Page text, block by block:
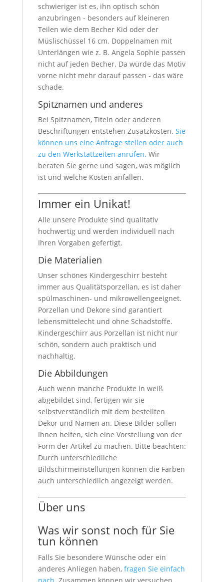
schwieriger ist es, ihn optisch schön
anzubringen - besonders auf kleineren
Teilen wie dem Becher Kid oder der
Müslischüssel 16 cm. Doppelnamen mit
Unterlängen wie z. B. Angela Sophie passen
nicht auf jeden Becher. Da würde das Motiv
vorne nicht mehr darauf passen - das wäre
schade.
Spitznamen und anderes
Bei Spitznamen, Titeln oder anderen
Beschriftungen entstehen Zusatzkosten. Sie
können uns eine Anfrage stellen oder auch
zu den Werkstattzeiten anrufen. Wir
beraten Sie gerne und sagen, was möglich
ist und welche Kosten anfallen.
Immer ein Unikat!
Alle unsere Produkte sind qualitativ
hochwertig und werden individuell nach
Ihren Vorgaben gefertigt.
Die Materialien
Unser schönes Kindergeschirr besteht
immer aus Qualitätsporzellan, es ist daher
spülmaschinen- und mikrowellengeeignet.
Porzellan und Dekore sind garantiert
lebensmittelecht und ohne Schadstoffe.
Kindergeschirr aus Porzellan ist nicht nur
schön, sondern auch praktisch und
nachhaltig.
Die Abbildungen
Auch wenn manche Produkte in weiß
abgebildet sind, fertigen wir sie
selbstverständlich mit dem bestellten
Dekor und Namen an. Diese Bilder sollen
Ihnen helfen, sich eine Vorstellung von der
Form der Artikel zu machen. Bitte beachten:
Durch unterschiedliche
Bildschirmeinstellungen können die Farben
auch unterschiedlich angezeigt werden.
Über uns
Was wir sonst noch für Sie
tun können
Falls Sie besondere Wünsche oder ein
anderes Anliegen haben, fragen Sie einfach